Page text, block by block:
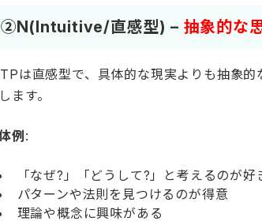
③T(Thinking/思考型) –論理を重
「論理的に考えると…」が口癖
感情論は苦手